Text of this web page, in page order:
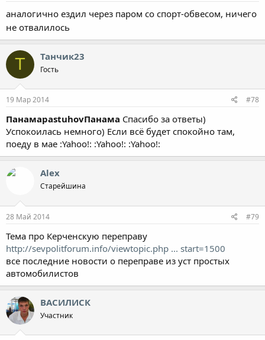
аналогично ездил через паром со спорт-обвесом, ничего
не отвалилось
Т Танчик23
Гость
19 Мар 2014 #78
ПанамаpastuhovПанама Спасибо за ответы)
Успокоилась немного) Если всё будет спокойно там,
поеду в мае :Yahoo!: :Yahoo!: :Yahoo!:
Alex
Старейшина
28 Май 2014 #79
Тема про Керченскую переправу
http://sevpolitforum.info/viewtopic.php ... start=1500
все последние новости о переправе из уст простых
автомобилистов
ВАСИЛИСК
Участник